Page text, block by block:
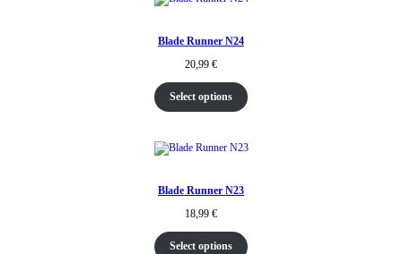
Blade Runner N24
20,99 €
Select options
Blade Runner N23
18,99 €
Select options